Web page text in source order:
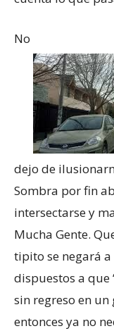
No
dejo de
Sombra por fin
intersectarse y
Mucha Gente.
tipito se negará a
dispuestos a que
sin regreso en
entonces ya no